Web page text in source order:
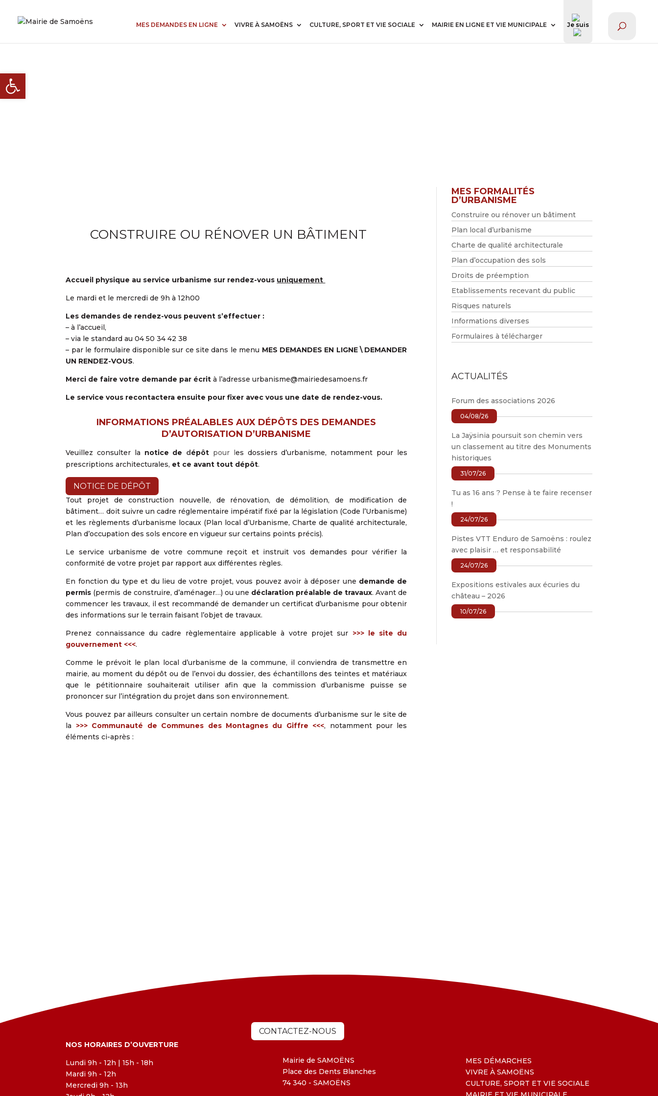
MES DEMANDES EN LIGNE VIVRE À SAMOËNS CULTURE, SPORT ET VIE SOCIALE MAIRIE EN LIGNE ET VIE MUNICIPALE Je suis
CONSTRUIRE OU RÉNOVER UN BÂTIMENT
Accueil physique au service urbanisme sur rendez-vous uniquement
Le mardi et le mercredi de 9h à 12h00
Les demandes de rendez-vous peuvent s’effectuer :
– à l’accueil,
– via le standard au 04 50 34 42 38
– par le formulaire disponible sur ce site dans le menu MES DEMANDES EN LIGNE \ DEMANDER
UN RENDEZ-VOUS.
Merci de faire votre demande par écrità l’adresseurbanisme@mairiedesamoens.fr
Le service vous recontactera ensuite pour fixer avec vous une date de rendez-vous.
INFORMATIONS PRÉALABLES AUX DÉPÔTS DES DEMANDES
D’AUTORISATION D’URBANISME
Veuillez consulter la notice de dépôt pour les dossiers d’urbanisme, notamment pour les
prescriptions architecturales, et ce avant tout dépôt.
NOTICE DE DÉPÔT
Tout projet de construction nouvelle, de rénovation, de démolition, de modification de
bâtiment… doit suivre un cadre réglementaire impératif fixé par la législation (Code l’Urbanisme)
et les règlements d’urbanisme locaux (Plan local d’Urbanisme, Charte de qualité architecturale,
Plan d’occupation des sols encore en vigueur sur certains points précis).
Le service urbanisme de votre commune reçoit et instruit vos demandes pour vérifier la
conformité de votre projet par rapport aux différentes règles.
En fonction du type et du lieu de votre projet, vous pouvez avoir à déposer une demande de
permis (permis de construire, d’aménager…) ou une déclaration préalable de travaux. Avant de
commencer les travaux, il est recommandé de demander un certificat d’urbanisme pour obtenir
des informations sur le terrain faisant l’objet de travaux.
Prenez connaissance du cadre règlementaire applicable à votre projet sur >>> le site du
gouvernement <<<.
Comme le prévoit le plan local d’urbanisme de la commune, il conviendra de transmettre en
mairie, au moment du dépôt ou de l’envoi du dossier, des échantillons des teintes et matériaux
que le pétitionnaire souhaiterait utiliser afin que la commission d’urbanisme puisse se
prononcer sur l’intégration du projet dans son environnement.
Vous pouvez par ailleurs consulter un certain nombre de documents d’urbanisme sur le site de
la >>> Communauté de Communes des Montagnes du Giffre <<<, notamment pour les
éléments ci-après :
MES FORMALITÉS
D’URBANISME
Construire ou rénover un bâtiment
Plan local d’urbanisme
Charte de qualité architecturale
Plan d’occupation des sols
Droits de préemption
Etablissements recevant du public
Risques naturels
Informations diverses
Formulaires à télécharger
ACTUALITÉS
Forum des associations 2026
04/08/26
La Jaÿsinia poursuit son chemin vers
un classement au titre des Monuments
historiques
31/07/26
Tu as 16 ans ? Pense à te faire recenser
!
24/07/26
Pistes VTT Enduro de Samoëns : roulez
avec plaisir … et responsabilité
24/07/26
Expositions estivales aux écuries du
château – 2026
10/07/26
NOS HORAIRES D’OUVERTURE
Lundi 9h - 12h | 15h - 18h
Mardi 9h - 12h
Mercredi 9h - 13h
CONTACTEZ-NOUS
Mairie de SAMOËNS
Place des Dents Blanches
74 340 - SAMOËNS
MES DÉMARCHES
VIVRE À SAMOËNS
CULTURE, SPORT ET VIE SOCIALE
Ouvrir la barre d’outils